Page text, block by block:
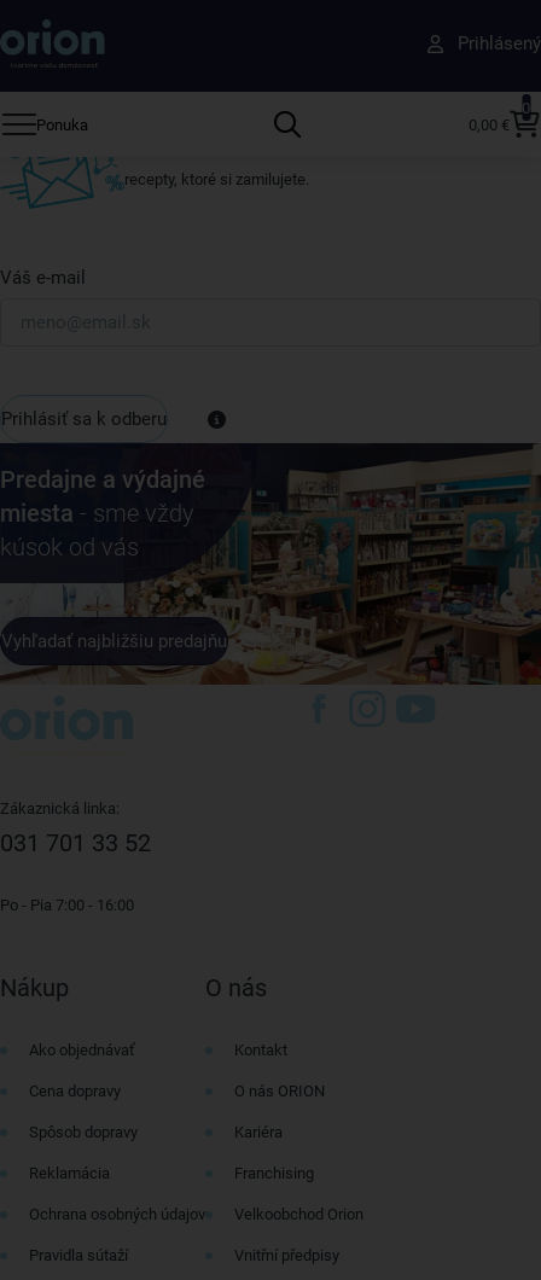
Prihlásený
Ponuka
0
0,00 €
Získajte rady, recepty a tipy na zľavy skôr ako
ktokoľvek iný
Prihláste sa k odberu nášho newslettera.
recepty, ktoré si zamilujete.
Váš e-mail
Prihlásiť sa k odberu
Predajne a výdajné
miesta - sme vždy
kúsok od vás
Vyhľadať najbližšiu predajňu
Zákaznická linka:
031 701 33 52
Po - Pia 7:00 - 16:00
Nákup
Ako objednávať
Cena dopravy
Spôsob dopravy
Reklamácia
Ochrana osobných údajov
Pravidla sútaží
O nás
Kontakt
O nás ORION
Kariéra
Franchising
Velkoobchod Orion
Vnitřní předpisy